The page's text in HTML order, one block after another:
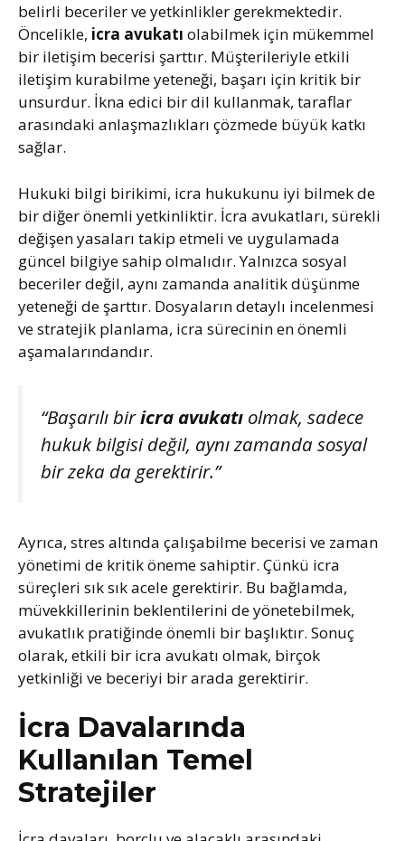
belirli beceriler ve yetkinlikler gerekmektedir.
Öncelikle, icra avukatı olabilmek için mükemmel
bir iletişim becerisi şarttır. Müşterileriyle etkili
iletişim kurabilme yeteneği, başarı için kritik bir
unsurdur. İkna edici bir dil kullanmak, taraflar
arasındaki anlaşmazlıkları çözmede büyük katkı
sağlar.
Hukuki bilgi birikimi, icra hukukunu iyi bilmek de
bir diğer önemli yetkinliktir. İcra avukatları, sürekli
değişen yasaları takip etmeli ve uygulamada
güncel bilgiye sahip olmalıdır. Yalnızca sosyal
beceriler değil, aynı zamanda analitik düşünme
yeteneği de şarttır. Dosyaların detaylı incelenmesi
ve stratejik planlama, icra sürecinin en önemli
aşamalarındandır.
“Başarılı biricra avukatı olmak, sadece
hukuk bilgisi değil, aynı zamanda sosyal
bir zeka da gerektirir.”
Ayrıca, stres altında çalışabilme becerisi ve zaman
yönetimi de kritik öneme sahiptir. Çünkü icra
süreçleri sık sık acele gerektirir. Bu bağlamda,
müvekkillerinin beklentilerini de yönetebilmek,
avukatlık pratiğinde önemli bir başlıktır. Sonuç
olarak, etkili bir icra avukatı olmak, birçok
yetkinliği ve beceriyi bir arada gerektirir.
İcra Davalarında
Kullanılan Temel
Stratejiler